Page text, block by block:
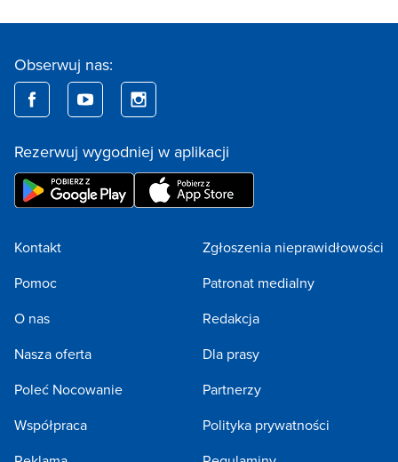
Obserwuj nas:
Rezerwuj wygodniej w aplikacji
Kontakt
Pomoc
O nas
Nasza oferta
Poleć Nocowanie
Współpraca
Zgłoszenia nieprawidłowości
Patronat medialny
Redakcja
Dla prasy
Partnerzy
Polityka prywatności